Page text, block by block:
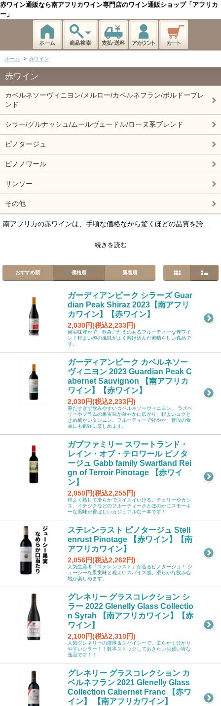
赤ワイン通販なら南アフリカワイン専門店のワイン通販ショップ「アフリカ
ー」
ホーム > 赤ワイン
赤ワイン
カベルネソーヴィニヨン/メルロー/カベルネフラン/ボルドーブレ
ンド
シラー/グルナッシュ/ムールヴェードル/ローヌ系ブレンド
ピノタージュ
ピノノワール
サンソー
その他
南アフリカの赤ワインは、手頃な価格ながら驚くほどの品質を誇
レミアムワインまで、幅広いラインナップを揃えています。
スパイシーで洗練された香りが人気の理由です。 南アフリカ産まれ
のピノタージュは、フルーティでスモーキーな味わいが魅力的。さら
に、繊細でベリーの香りが華やかなピノ・ノワール、そして近年注目
度急上昇中のグルナッシュやサンソーを使ったエレガントなスタイル
のワインも見逃せません。
南アフリカならではの多彩で魅力あふれる赤ワインの世界を、ぜひお
楽しみください。
続きを読む
おすすめ順 価格順 新着順
ガーディアンピーク シラーズ Guar
dian Peak Shiraz 2023【南アフリ
カワイン】【赤ワイン】
2,030円(税込2,233円)
果実味豊かで、飲みごたえのあるフルーティーな赤ワイ
ン！程よい樽の風味がよく溶け込んだ素晴らしい逸品で
す。
ガーディアンピーク カベルネソー
ヴィニヨン 2023 Guardian Peak C
abernet Sauvignon 【南アフリカ
ワイン】【赤ワイン】
2,030円(税込2,233円)
重たすぎず飲みやすいカベルネソーヴィニヨン。 ラズベ
リーやプラムの果実味が華やかに広がり、程よいコクと
きめ細かいタンニン。フルーティーで軽やか、普段の食
卓にも気軽に楽しめます。
ガブファミリー スワートランド・
レイン・オブ・テロワール ピノタ
ージュ Gabb family Swartland Rei
gn of Terroir Pinotage 【赤ワイ
ン】
2,050円(税込2,255円)
程よく熟して滑らかでスイスイいける。チェリーやカシ
ス、イチジクなどのフルーティーさとほのかにスモーキ
ーな風味が香ばしいカジュアルな一本です！
ステレンラスト ピノタージュ Stell
enrust Pinotage 【赤ワイン】【南
アフリカワイン】
2,056円(税込2,262円)
人気生産者「ステレンラスト」が造るピノタージュ！ ジ
ューシーな果実味と程よいスパイス感、滑らかな飲み心
地が楽しめます。
グレネリー グラスコレクション シ
ラー 2022 Glenelly Glass Collectio
n Syrah 【南アフリカワイン】【赤
ワイン】
2,100円(税込2,310円)
人気グレネリーの濃厚＆スパイシーで、柔らかく分かり
やすいシラー！！数本ストックしておきたいお買い得な
逸品です！！
グレネリー グラスコレクション カ
ベルネフラン 2021 Glenelly Glass
Collection Cabernet Franc 【赤ワ
イン】 【南アフリカワイン】